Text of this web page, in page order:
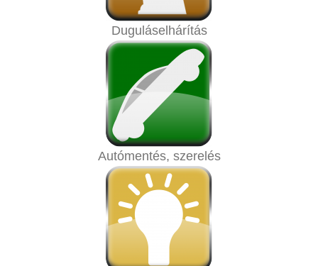
Duguláselhárítás
Autómentés, szerelés